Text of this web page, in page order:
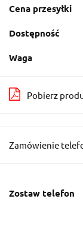
Cena przesyłki
Dostępność
Waga
Pobierz
Zamówienie
Zostaw telefon